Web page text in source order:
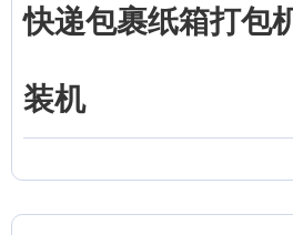
快递包裹纸箱打包
装机